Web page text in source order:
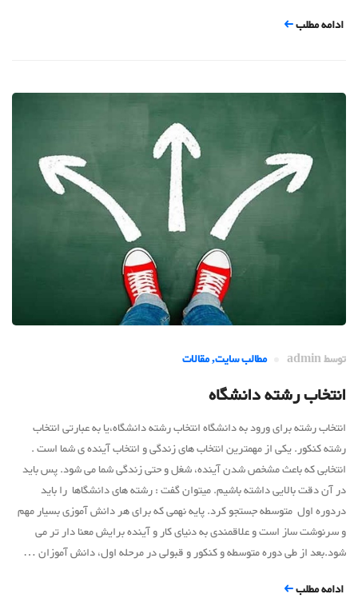
ادامه مطلب
توسطadmin مطالب سایت,مقالات
انتخاب رشته دانشگاه
انتخاب رشته برای ورود به دانشگاه انتخاب رشته دانشگاه،یا به عبارتی انتخاب
رشته کنکور. یکی از مهمترین انتخاب های زندگی و انتخاب آینده ی شما است .
انتخابی که باعث مشخص شدن آینده، شغل و حتی زندگی شما می شود. پس باید
در آن دقت بالایی داشته باشیم. میتوان گفت : رشته های دانشگاها را باید
دردوره اول متوسطه جستجو کرد. پایه نهمی که برای هر دانش آموزی بسیار مهم
و سرنوشت ساز است و علاقمندی به دنیای کار و آینده برایش معنا دار تر می
شود.بعد از طی دوره متوسطه و کنکور و قبولی در مرحله اول، دانش آموزان …
ادامه مطلب